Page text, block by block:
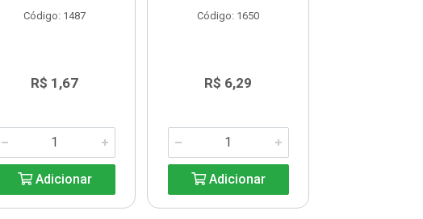
Código: 1487
R$ 1,67
Adicionar
Código: 1650
R$ 6,29
Adicionar